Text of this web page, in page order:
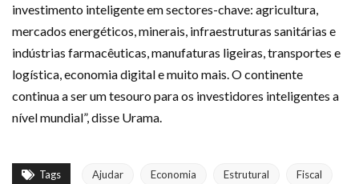
investimento inteligente em sectores-chave: agricultura,
mercados energéticos, minerais, infraestruturas sanitárias e
indústrias farmacêuticas, manufaturas ligeiras, transportes e
logística, economia digital e muito mais. O continente
continua a ser um tesouro para os investidores inteligentes a
nível mundial”, disse Urama.
Tags Ajudar Economia Estrutural Fiscal